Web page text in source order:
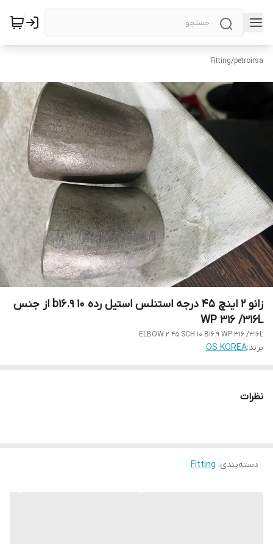
petroirsa
/
Fitting
زانو 2 اینچ 45 درجه استنلس استیل رده 10 b16.9 از جنس
WP 316 /316L
ELBOW 2 45 SCH 10 B16.9 WP 316 /316L
برند:OS KOREA
نظرات
دسته‌بندی:
Fitting